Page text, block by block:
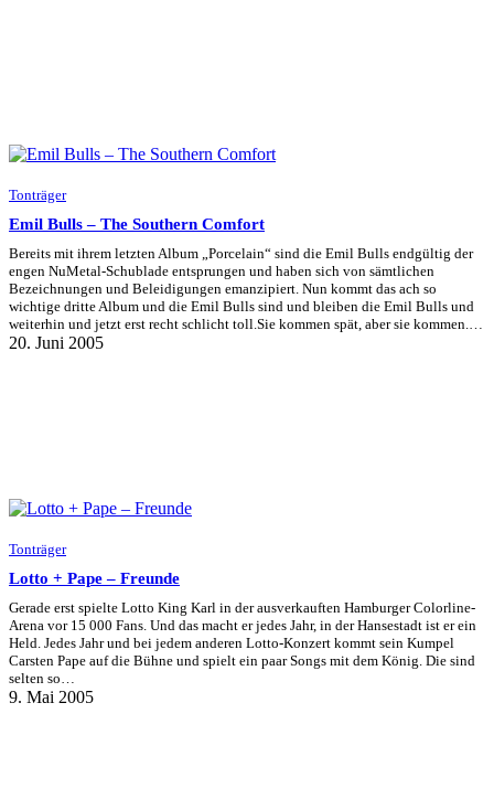
Tonträger
Emil Bulls – The Southern Comfort
Bereits mit ihrem letzten Album „Porcelain“ sind die Emil Bulls endgültig der
engen NuMetal-Schublade entsprungen und haben sich von sämtlichen
Bezeichnungen und Beleidigungen emanzipiert. Nun kommt das ach so
wichtige dritte Album und die Emil Bulls sind und bleiben die Emil Bulls und
weiterhin und jetzt erst recht schlicht toll.Sie kommen spät, aber sie kommen.…
20. Juni 2005
Tonträger
Lotto + Pape – Freunde
Gerade erst spielte Lotto King Karl in der ausverkauften Hamburger Colorline-
Arena vor 15 000 Fans. Und das macht er jedes Jahr, in der Hansestadt ist er ein
Held. Jedes Jahr und bei jedem anderen Lotto-Konzert kommt sein Kumpel
Carsten Pape auf die Bühne und spielt ein paar Songs mit dem König. Die sind
selten so…
9. Mai 2005